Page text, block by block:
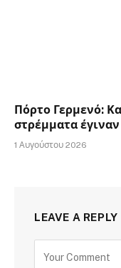
Πόρτο Γερμενό:
στρέμματα
1 Αυγούστου 2026
LEAVE A REPLY